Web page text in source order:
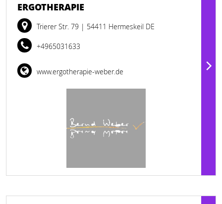
ERGOTHERAPIE
Trierer Str. 79 | 54411 Hermeskeil DE
+4965031633
www.ergotherapie-weber.de